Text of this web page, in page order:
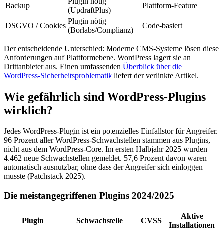
Backup
(UpdraftPlus)
Plattform-Feature
DSGVO / Cookies
Plugin nötig
(Borlabs/Complianz)
Code-basiert
Der entscheidende Unterschied: Moderne CMS-Systeme lösen diese
Anforderungen auf Plattformebene. WordPress lagert sie an
Drittanbieter aus. Einen umfassenden Überblick über die
WordPress-Sicherheitsproblematik liefert der verlinkte Artikel.
Wie gefährlich sind WordPress-Plugins
wirklich?
Jedes WordPress-Plugin ist ein potenzielles Einfallstor für Angreifer.
96 Prozent aller WordPress-Schwachstellen stammen aus Plugins,
nicht aus dem WordPress-Core. Im ersten Halbjahr 2025 wurden
4.462 neue Schwachstellen gemeldet. 57,6 Prozent davon waren
automatisch ausnutzbar, ohne dass der Angreifer sich einloggen
musste (Patchstack 2025).
Die meistangegriffenen Plugins 2024/2025
Plugin Schwachstelle CVSS
Aktive
Installationen